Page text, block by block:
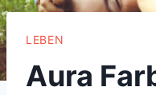
LEBEN
Aura